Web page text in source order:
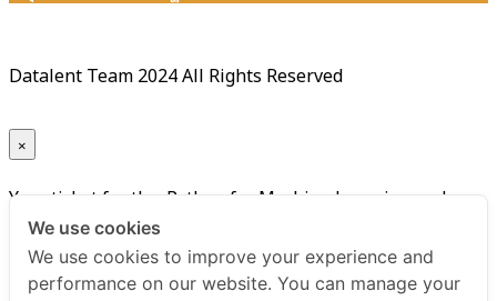
Datalent Team 2024 All Rights Reserved
×
Your ticket for the: Python for Machine Learning and
Data Mining รุ่นที่ 10
Title
We use cookies
We use cookies to improve your experience and
performance on our website. You can manage your